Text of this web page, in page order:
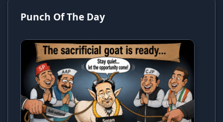
Punch Of The Day